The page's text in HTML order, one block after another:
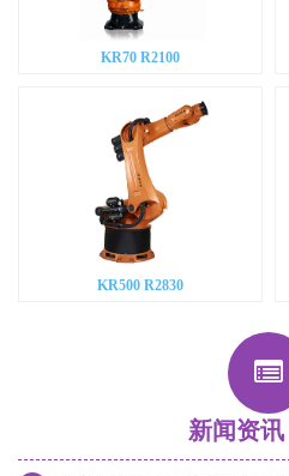
KR70 R2100
KR500 R2830
新闻资讯